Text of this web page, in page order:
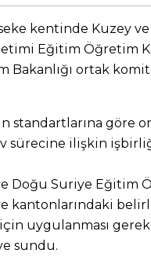
kentinde Kuzey
Eğitim Öğretim
Bakanlığı ortak
standartlarına göre
sürecine ilişkin
Doğu Suriye Eğitim
kantonlarındaki
uygulanması
sundu.